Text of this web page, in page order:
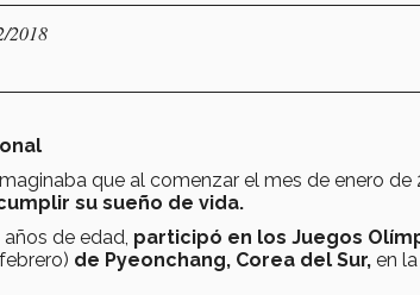
2018
que al comenzar el mes de enero
su sueño de vida.
de edad, participó en los Juegos
de Pyeonchang, Corea del Sur, en